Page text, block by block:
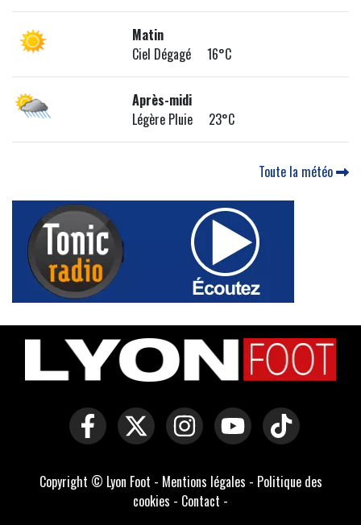
Matin
Ciel Dégagé 16°C
Après-midi
Légère Pluie 23°C
Toute la météo
Copyright © Lyon Foot - Mentions légales - Politique des
cookies - Contact -